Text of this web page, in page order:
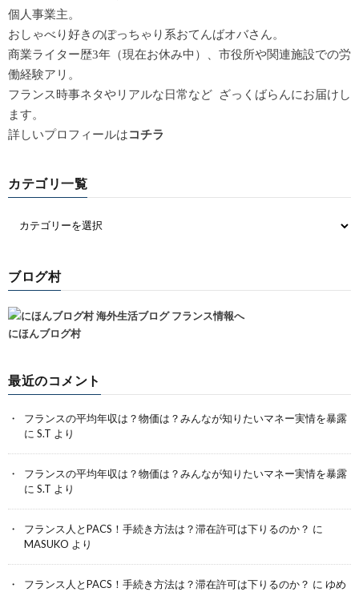
個人事業主。
おしゃべり好きのぽっちゃり系おてんばオバさん。
商業ライター歴3年（現在お休み中）、市役所や関連施設での労
働経験アリ。
フランス時事ネタやリアルな日常など ざっくばらんにお届けし
ます。
詳しいプロフィールはコチラ
カテゴリ一覧
ブログ村
にほんブログ村
最近のコメント
フランスの平均年収は？物価は？みんなが知りたいマネー実情を暴露
に S.T より
フランスの平均年収は？物価は？みんなが知りたいマネー実情を暴露
に S.T より
フランス人とPACS！手続き方法は？滞在許可は下りるのか？ に
MASUKO より
フランス人とPACS！手続き方法は？滞在許可は下りるのか？ に ゆめ